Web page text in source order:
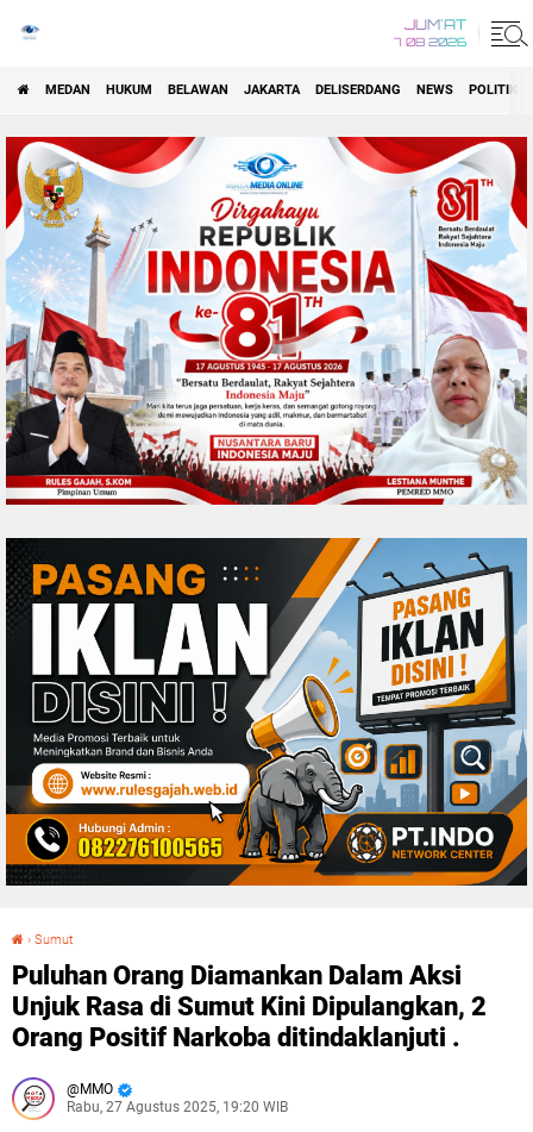
JUM'AT
7 08 2026
MEDAN HUKUM BELAWAN JAKARTA DELISERDANG NEWS POLITIK
› Sumut
Puluhan Orang Diamankan Dalam Aksi
Unjuk Rasa di Sumut Kini Dipulangkan, 2
Orang Positif Narkoba ditindaklanjuti .
MMO
Rabu, 27 Agustus 2025, 19:20 WIB